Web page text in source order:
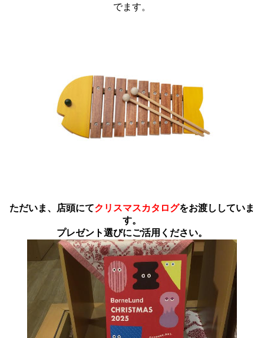
でます。
ただいま、店頭にてクリスマスカタログをお渡ししていま
す。
プレゼント選びにご活用ください。